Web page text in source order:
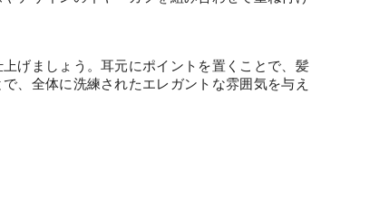
げましょう。耳元にポイントを置くことで、髪
、全体に洗練されたエレガントな雰囲気を与え